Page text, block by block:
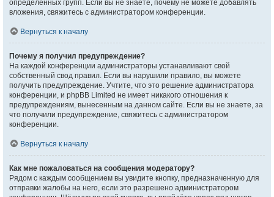
определённых групп. Если вы не знаете, почему не можете добавлять
вложения, свяжитесь с администратором конференции.
Вернуться к началу
Почему я получил предупреждение?
На каждой конференции администраторы устанавливают свой
собственный свод правил. Если вы нарушили правило, вы можете
получить предупреждение. Учтите, что это решение администратора
конференции, и phpBB Limited не имеет никакого отношения к
предупреждениям, вынесенным на данном сайте. Если вы не знаете, за
что получили предупреждение, свяжитесь с администратором
конференции.
Вернуться к началу
Как мне пожаловаться на сообщения модератору?
Рядом с каждым сообщением вы увидите кнопку, предназначенную для
отправки жалобы на него, если это разрешено администратором